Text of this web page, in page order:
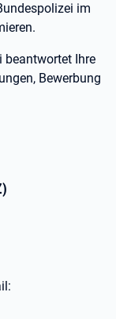
im
beantwortet Ihre
Bewerbung